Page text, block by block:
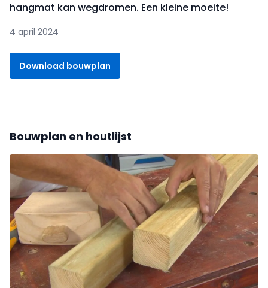
hangmat kan wegdromen. Een kleine moeite!
4 april 2024
Download bouwplan
Bouwplan en houtlijst